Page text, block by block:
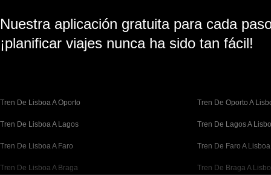
Nuestra aplicación gratuita para cada
¡planificar viajes nunca ha sido tan fácil!
Tren De Lisboa A Oporto Tren De Oporto A
Tren De Lisboa A Lagos Tren De Lagos A
Tren De Lisboa A Faro Tren De Faro A Lisboa
Tren De Lisboa A Braga Tren De Braga A